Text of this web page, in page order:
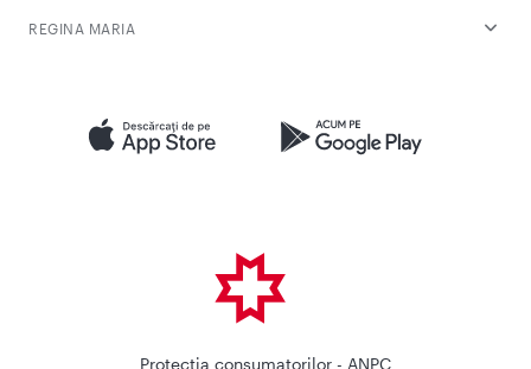
REGINA MARIA
Protectia consumatorilor - ANPC